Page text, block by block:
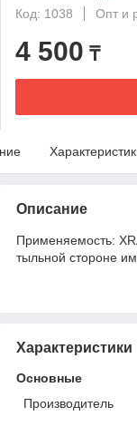
Код: 1038
Опт и
4 500 ₸
Описание
Применяемость:
тыльной стороне
Характеристики
Основные
Производитель